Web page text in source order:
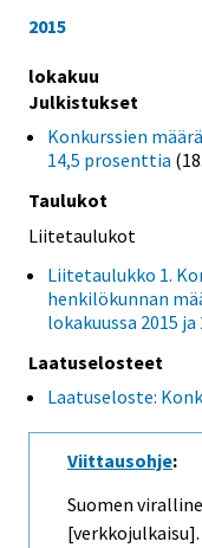
2015
lokakuu
Julkistukset
Konkurssien
14,5 prosenttia
Taulukot
Liitetaulukot
Liitetaulukko 1.
henkilökunnan
lokakuussa 2015 ja
Laatuselosteet
Laatuseloste:
Viittausohje:
Suomen
[verkkojulkaisu].